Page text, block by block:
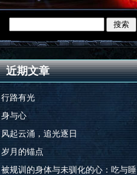
近期文章
行路有光
身与心
风起云涌，追光逐日
岁月的锚点
被规训的身体与未驯化的心：吃与睡